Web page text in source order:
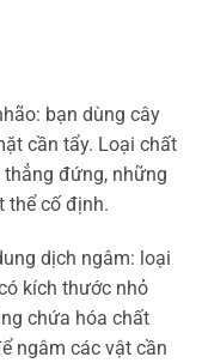
bạn dùng cây
cần tẩy. Loại chất
đứng, những
thể cố định.
dịch ngâm: loại
kích thước nhỏ
chứa hóa chất
ngâm các vật cần